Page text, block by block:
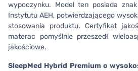
wypoczynku. Model ten posiada
Instytutu AEH, potwierdzającego
stosowania produktu. Certyfikat
materac pomyślnie przeszedł
jakościowe.
SleepMed Hybrid Premium o